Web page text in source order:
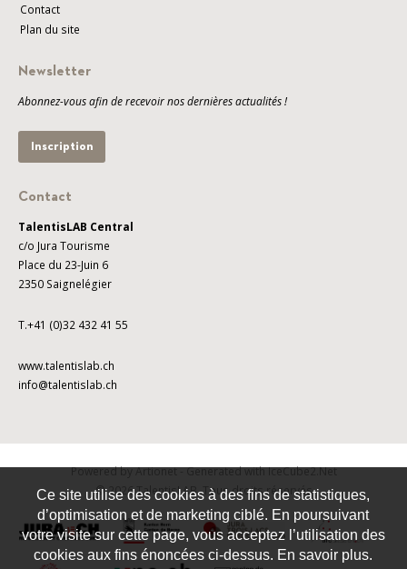
Contact
Plan du site
Newsletter
Abonnez-vous afin de recevoir nos dernières actualités !
Inscription
Contact
TalentisLAB Central
c/o Jura Tourisme
Place du 23-Juin 6
2350 Saignelégier
T.+41 (0)32 432 41 55
www.talentislab.ch
info@talentislab.ch
Powered by Artionet-Generated with IceCube2.Net
© 2026 TalentisLAB. Tous droits réservés
Ce site utilise des cookies à des fins de statistiques,
d’optimisation et de marketing ciblé. En poursuivant
votre visite sur cette page, vous acceptez l’utilisation des
cookies aux fins énoncées ci-dessus. En savoir plus.